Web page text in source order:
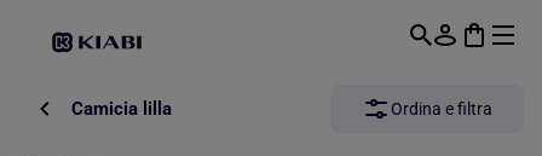
Camicia lilla Ordina e filtra